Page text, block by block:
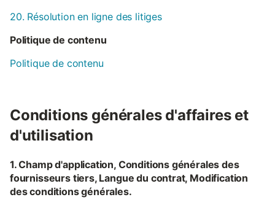
20. Résolution en ligne des litiges
Politique de contenu
Politique de contenu
Conditions générales d'affaires et
d'utilisation
1. Champ d'application, Conditions générales des
fournisseurs tiers, Langue du contrat, Modification
des conditions générales.